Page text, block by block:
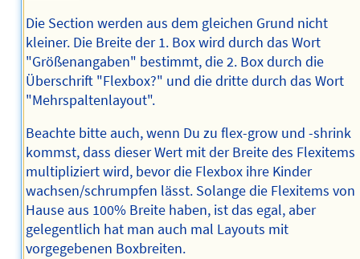
Die Section werden aus dem gleichen Grund nicht
kleiner. Die Breite der 1. Box wird durch das Wort
"Größenangaben" bestimmt, die 2. Box durch die
Überschrift "Flexbox?" und die dritte durch das Wort
"Mehrspaltenlayout".
Beachte bitte auch, wenn Du zu flex-grow und -shrink
kommst, dass dieser Wert mit der Breite des Flexitems
multipliziert wird, bevor die Flexbox ihre Kinder
wachsen/schrumpfen lässt. Solange die Flexitems von
Hause aus 100% Breite haben, ist das egal, aber
gelegentlich hat man auch mal Layouts mit
vorgegebenen Boxbreiten.